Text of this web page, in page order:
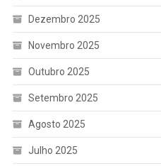
Dezembro 2025
Novembro 2025
Outubro 2025
Setembro 2025
Agosto 2025
Julho 2025